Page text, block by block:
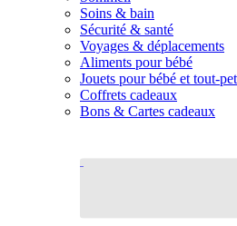
Soins & bain
Sécurité & santé
Voyages & déplacements
Aliments pour bébé
Jouets pour bébé et tout-
Coffrets cadeaux
Bons & Cartes cadeaux